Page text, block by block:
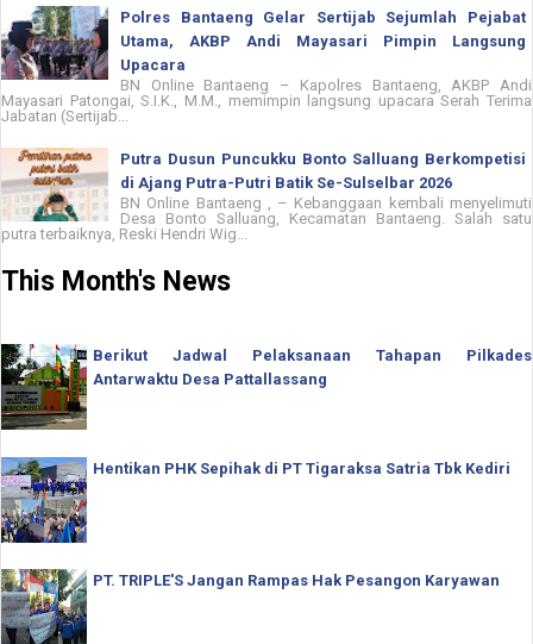
Polres Bantaeng Gelar Sertijab Sejumlah Pejabat
Utama, AKBP Andi Mayasari Pimpin Langsung
Upacara
BN Online Bantaeng – Kapolres Bantaeng, AKBP Andi
Mayasari Patongai, S.I.K., M.M., memimpin langsung upacara Serah Terima
Jabatan (Sertijab...
Putra Dusun Puncukku Bonto Salluang Berkompetisi
di Ajang Putra-Putri Batik Se-Sulselbar 2026
BN Online Bantaeng , – Kebanggaan kembali menyelimuti
Desa Bonto Salluang, Kecamatan Bantaeng. Salah satu
putra terbaiknya, Reski Hendri Wig...
This Month's News
Berikut Jadwal Pelaksanaan Tahapan Pilkades
Antarwaktu Desa Pattallassang
Hentikan PHK Sepihak di PT Tigaraksa Satria Tbk Kediri
PT. TRIPLE'S Jangan Rampas Hak Pesangon Karyawan